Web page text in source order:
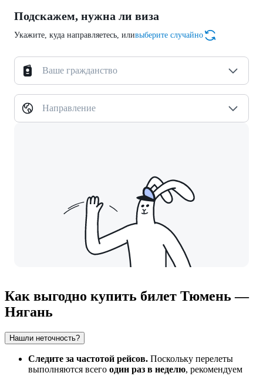
Подскажем, нужна ли виза
Укажите, куда направляетесь, иливыберите случайно
Ваше гражданство
Направление
Как выгодно купить билет Тюмень —
Нягань
Нашли неточность?
Следите за частотой рейсов. Поскольку перелеты
выполняются всего один раз в неделю, рекомендуем